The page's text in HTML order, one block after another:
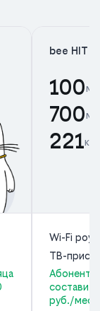
bee HIT
100
700
221
Wi-Fi
ТВ-
составит
руб./мес.